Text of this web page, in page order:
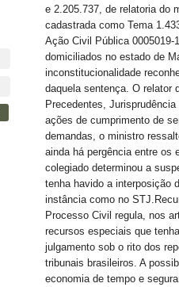
e 2.205.737, de relatoria do
cadastrada como Tema
Ação Civil Pública
domiciliados no estado de
inconstitucionalidade
daquela sentença. O relator
Precedentes,
ações de cumprimento de
demandas, o ministro
ainda há pergência entre
colegiado determinou a
tenha havido a interposição
instância como no
Processo Civil regula, nos
recursos especiais que
julgamento sob o rito dos
tribunais brasileiros. A
economia de tempo e